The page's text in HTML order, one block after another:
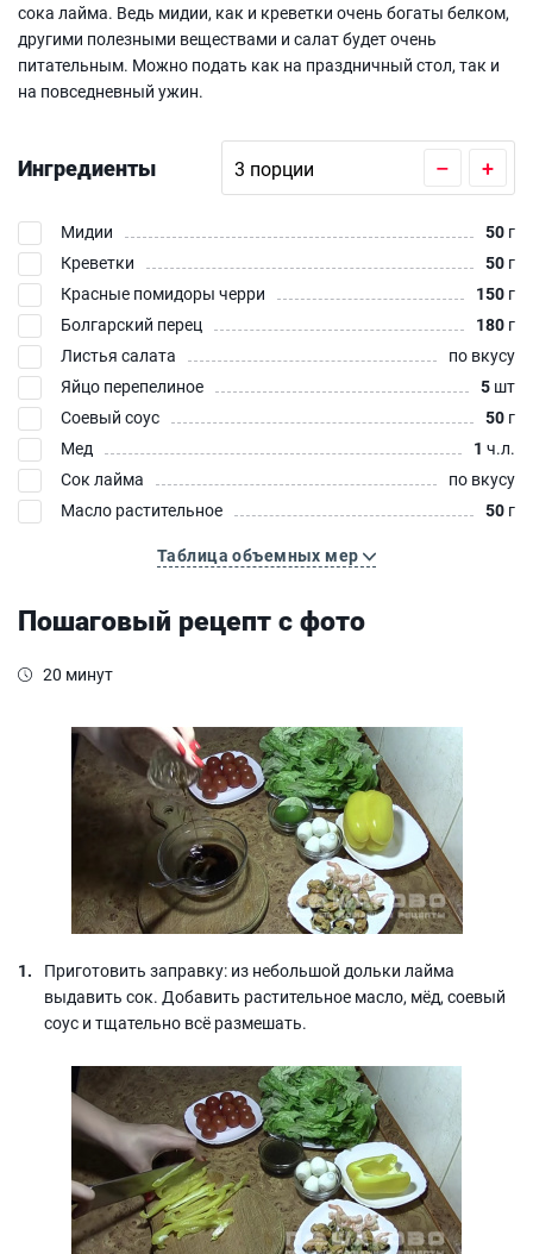
сока лайма. Ведь мидии, как и креветки очень богаты белком,
другими полезными веществами и салат будет очень
питательным. Можно подать как на праздничный стол, так и
на повседневный ужин.
Ингредиенты – +
Мидии 50 г
Креветки
50 г
Красные помидоры черри
150 г
Болгарский перец
180 г
Листья салата
по вкусу
Яйцо перепелиное
5 шт
Соевый соус
50 г
Мед
1 ч.л.
Сок лайма
по вкусу
Масло растительное
50 г
Таблица объемных мер
Пошаговый рецепт с фото
20 минут
Приготовить заправку: из небольшой дольки лайма
выдавить сок. Добавить растительное масло, мёд, соевый
соус и тщательно всё размешать.